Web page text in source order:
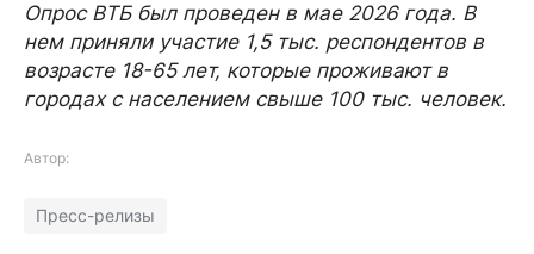
Опрос ВТБ был проведен в мае 2026 года. В
нем приняли участие 1,5 тыс. респондентов в
возрасте 18-65 лет, которые проживают в
городах с населением свыше 100 тыс. человек.
Автор:
Пресс-релизы